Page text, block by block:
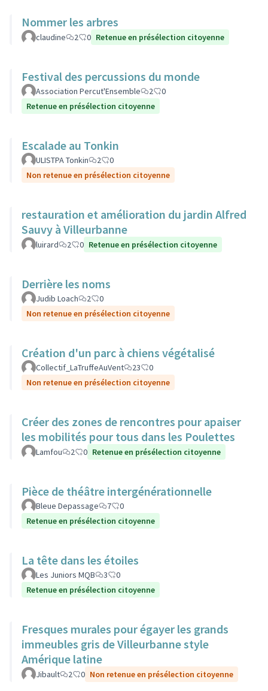
Nommer les arbres
claudine 2 0 Retenue en présélection citoyenne
Festival des percussions du monde
Association Percut'Ensemble 2
0
Retenue en présélection citoyenne
Escalade au Tonkin
ULISTPA Tonkin 2
0
Non retenue en présélection citoyenne
restauration et amélioration du jardin Alfred
Sauvy à Villeurbanne
luirard 2 0 Retenue en présélection citoyenne
Derrière les noms
Judib Loach 2
0
Non retenue en présélection citoyenne
Création d'un parc à chiens végétalisé
Collectif_LaTruffeAuVent 23
0
Non retenue en présélection citoyenne
Créer des zones de rencontres pour apaiser
les mobilités pour tous dans les Poulettes
Lamfou 2 0 Retenue en présélection citoyenne
Pièce de théâtre intergénérationnelle
Bleue Depassage 7
0
Retenue en présélection citoyenne
La tête dans les étoiles
Les Juniors MQB 3
0
Retenue en présélection citoyenne
Fresques murales pour égayer les grands
immeubles gris de Villeurbanne style
Amérique latine
Jibault 2 0 Non retenue en présélection citoyenne